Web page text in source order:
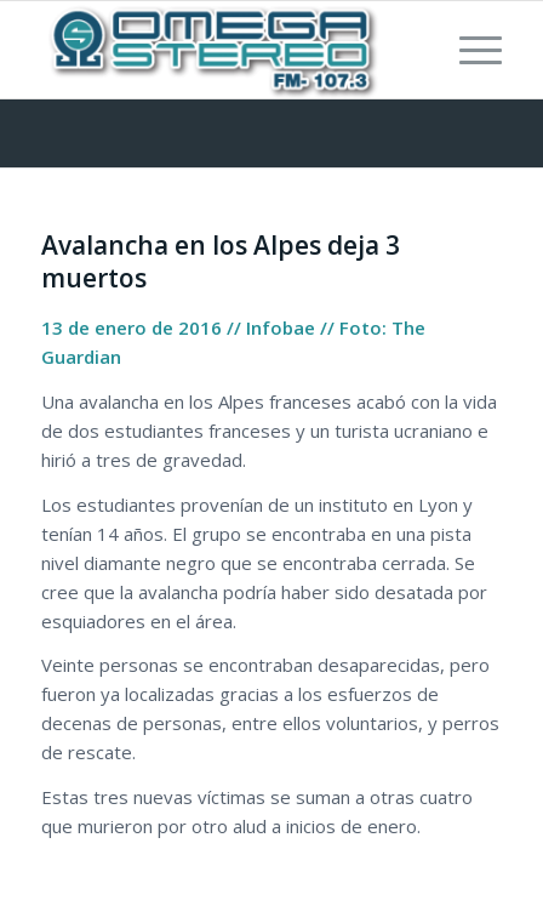
Avalancha en los Alpes deja 3
muertos
13 de enero de 2016 // Infobae // Foto: The
Guardian
Una avalancha en los Alpes franceses acabó con la vida
de dos estudiantes franceses y un turista ucraniano e
hirió a tres de gravedad.
Los estudiantes provenían de un instituto en Lyon y
tenían 14 años. El grupo se encontraba en una pista
nivel diamante negro que se encontraba cerrada. Se
cree que la avalancha podría haber sido desatada por
esquiadores en el área.
Veinte personas se encontraban desaparecidas, pero
fueron ya localizadas gracias a los esfuerzos de
decenas de personas, entre ellos voluntarios, y perros
de rescate.
Estas tres nuevas víctimas se suman a otras cuatro
que murieron por otro alud a inicios de enero.